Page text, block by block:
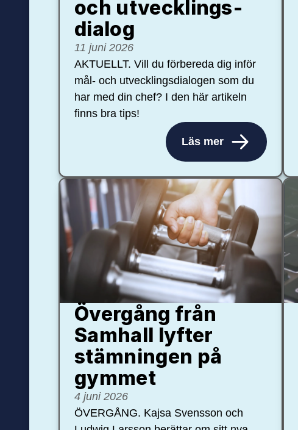
och ut­veck­lings­
dialog
11 juni 2026
AKTUELLT. Vill du förbereda dig inför
mål- och utvecklingsdialogen som du
har med din chef? I den här artikeln
finns bra tips!
Läs mer
Övergång från
Samhall lyfter
stämningen på
gymmet
4 juni 2026
ÖVERGÅNG. Kajsa Svensson och